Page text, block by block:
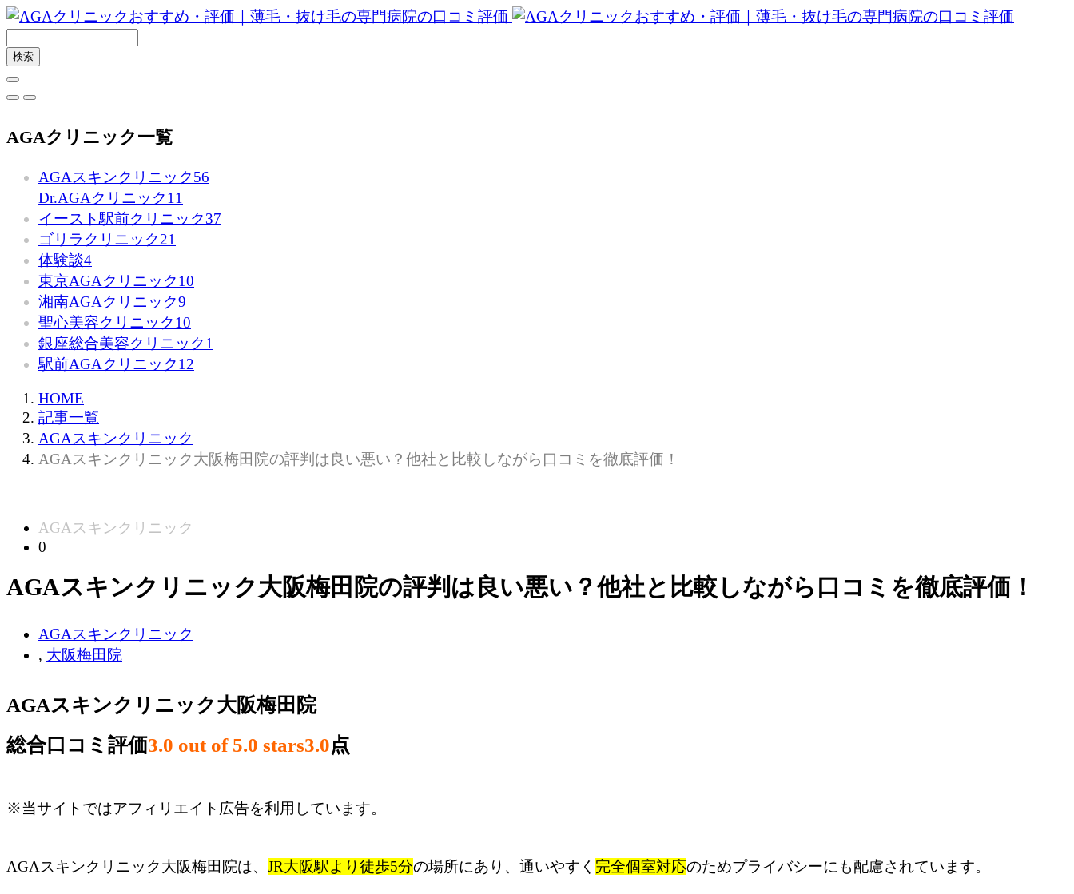
AGAクリニック一覧
AGAスキンクリニック56
Dr.AGAクリニック11
イースト駅前クリニック37
ゴリラクリニック21
体験談4
東京AGAクリニック10
湘南AGAクリニック9
聖心美容クリニック10
銀座総合美容クリニック1
駅前AGAクリニック12
HOME
記事一覧
AGAスキンクリニック
AGAスキンクリニック大阪梅田院の評判は良い悪い？他社と比較しながら口コミを徹底評価！
AGAスキンクリニック
0
AGAスキンクリニック大阪梅田院の評判は良い悪い？他社と比較しながら口コミを徹底評価！
AGAスキンクリニック
, 大阪梅田院
AGAスキンクリニック大阪梅田院
総合口コミ評価3.0 out of 5.0 stars3.0点
※当サイトではアフィリエイト広告を利用しています。
AGAスキンクリニック大阪梅田院は、 JR大阪駅より徒歩5分の場所にあり、通いやすく 完全個室対応のためプライバシーにも配慮されています。